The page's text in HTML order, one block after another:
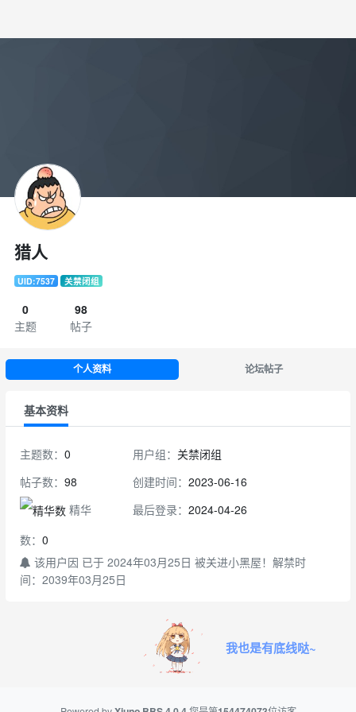
猎人
UID:7537 关禁闭组
0
主题
98
帖子
个人资料 论坛帖子
基本资料
主题数： 0
帖子数： 98
精华
数： 0
用户组： 关禁闭组
创建时间：2023-06-16
最后登录：2024-04-26
该用户因 已于 2024年03月25日 被关进小黑屋！解禁时
间：2039年03月25日
我也是有底线哒~